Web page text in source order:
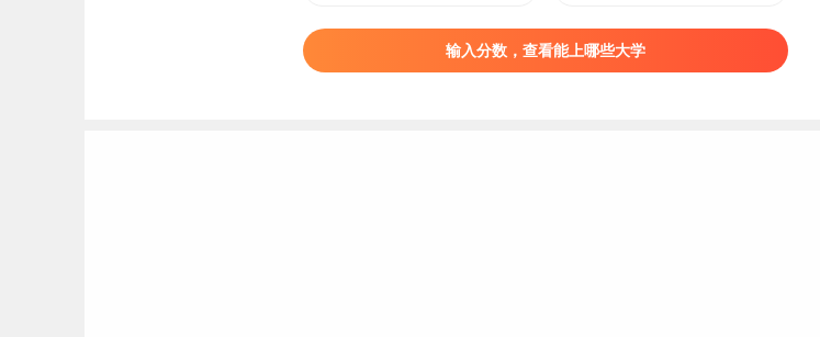
照公安部、教育部相关规定执行。
输入分数，查看能上哪些大学